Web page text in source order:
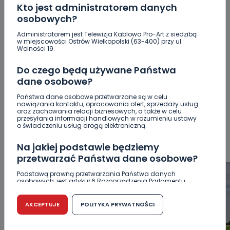
Kto jest administratorem danych
osobowych?
Administratorem jest Telewizja Kablowa Pro-Art z siedzibą
w miejscowości Ostrów Wielkopolski (63-400) przy ul.
Wolności 19.
Do czego będą używane Państwa
dane osobowe?
Państwa dane osobowe przetwarzane są w celu
nawiązania kontaktu, opracowania ofert, sprzedaży usług
oraz zachowania relacji biznesowych, a także w celu
przesyłania informacji handlowych w rozumieniu ustawy
o świadczeniu usług drogą elektroniczną.
Na jakiej podstawie będziemy
przetwarzać Państwa dane osobowe?
Podstawą prawną przetwarzania Państwa danych
osobowych, jest artykuł 6 Rozporządzenia Parlamentu
r. w sprawie ochrony osób fizycznych w związku z
przetwarzaniem danych osobowych w sprawie
swobodnego przepływu takich danych oraz uchylenia
dyrektywy 95/46/WE (RODO).
AKCEPTUJE POLITYKA PRYWATNOŚCI
POPULARNE
WSZYSTKIE BEZPIECZEŃSTWO
CIEKAWOSTKI
EDUKACJA
GOSPODARKA I FINANSE
KORONAWIRUS
KULTURA I ROZRYWKA LUDZIE
SYGNALE
OPINIE POLITYKA RELIGIA
SAMORZĄD
ŚRODOWISKO
WASZE INFO
WSZYSTKICH ŚWIĘTYCH